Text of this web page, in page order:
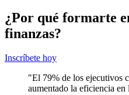
¿Por qué formarte
finanzas?
Inscríbete hoy
"El 79% de los ejecutivos
aumentado la eficiencia en